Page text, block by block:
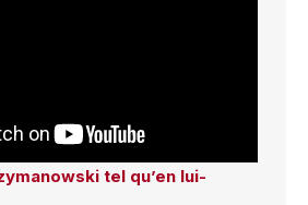
tel qu’en lui-